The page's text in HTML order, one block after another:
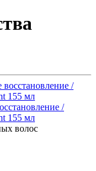
/
155 мл
волос